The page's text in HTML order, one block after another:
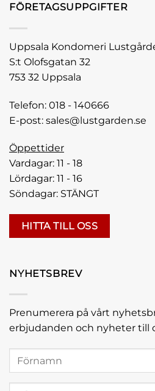
FÖRETAGSUPPGIFTER
Uppsala Kondomeri
S:t Olofsgatan 32
753 32 Uppsala
Telefon: 018 - 140666
E-post: sales@lustgarden.se
Öppettider
Vardagar: 11 - 18
Lördagar: 11 - 16
Söndagar: STÄNGT
HITTA TILL OSS
NYHETSBREV
Prenumerera på vårt
erbjudanden och nyheter till